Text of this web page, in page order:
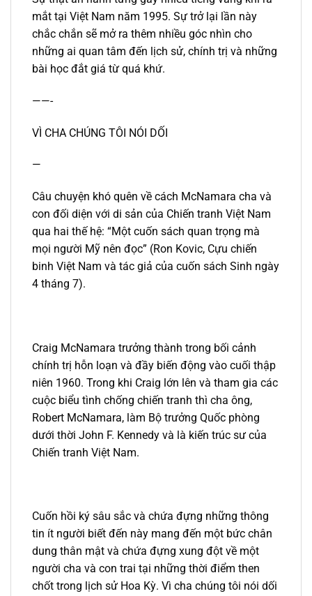
mắt tại Việt Nam năm 1995. Sự trở lại lần này
chắc chắn sẽ mở ra thêm nhiều góc nhìn cho
những ai quan tâm đến lịch sử, chính trị và những
bài học đắt giá từ quá khứ.
——-
VÌ CHA CHÚNG TÔI NÓI DỐI
—
Câu chuyện khó quên về cách McNamara cha và
con đối diện với di sản của Chiến tranh Việt Nam
qua hai thế hệ: “Một cuốn sách quan trọng mà
mọi người Mỹ nên đọc” (Ron Kovic, Cựu chiến
binh Việt Nam và tác giả của cuốn sách Sinh ngày
4 tháng 7).
Craig McNamara trưởng thành trong bối cảnh
chính trị hỗn loạn và đầy biến động vào cuối thập
niên 1960. Trong khi Craig lớn lên và tham gia các
cuộc biểu tình chống chiến tranh thì cha ông,
Robert McNamara, làm Bộ trưởng Quốc phòng
dưới thời John F. Kennedy và là kiến trúc sư của
Chiến tranh Việt Nam.
Cuốn hồi ký sâu sắc và chứa đựng những thông
tin ít người biết đến này mang đến một bức chân
dung thân mật và chứa đựng xung đột về một
người cha và con trai tại những thời điểm then
chốt trong lịch sử Hoa Kỳ. Vì cha chúng tôi nói dối